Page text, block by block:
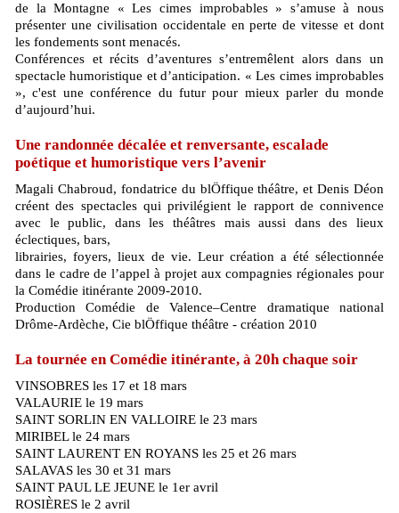
de la Montagne « Les cimes improbables » s’amuse à nous
présenter une civilisation occidentale en perte de vitesse et dont
les fondements sont menacés.
Conférences et récits d’aventures s’entremêlent alors dans un
spectacle humoristique et d’anticipation. « Les cimes improbables
», c'est une conférence du futur pour mieux parler du monde
d’aujourd’hui.
Une randonnée décalée et renversante, escalade
poétique et humoristique vers l’avenir
Magali Chabroud, fondatrice du blÖffique théâtre, et Denis Déon
créent des spectacles qui privilégient le rapport de connivence
avec le public, dans les théâtres mais aussi dans des lieux
éclectiques, bars,
librairies, foyers, lieux de vie. Leur création a été sélectionnée
dans le cadre de l’appel à projet aux compagnies régionales pour
la Comédie itinérante 2009-2010.
Production Comédie de Valence–Centre dramatique national
Drôme-Ardèche, Cie blÖffique théâtre - création 2010
La tournée en Comédie itinérante, à 20h chaque soir
VINSOBRES les 17 et 18 mars
VALAURIE le 19 mars
SAINT SORLIN EN VALLOIRE le 23 mars
MIRIBEL le 24 mars
SAINT LAURENT EN ROYANS les 25 et 26 mars
SALAVAS les 30 et 31 mars
SAINT PAUL LE JEUNE le 1er avril
ROSIÈRES le 2 avril